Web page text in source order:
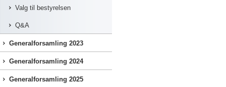
Valg til bestyrelsen
Q&A
Generalforsamling 2023
Generalforsamling 2024
Generalforsamling 2025